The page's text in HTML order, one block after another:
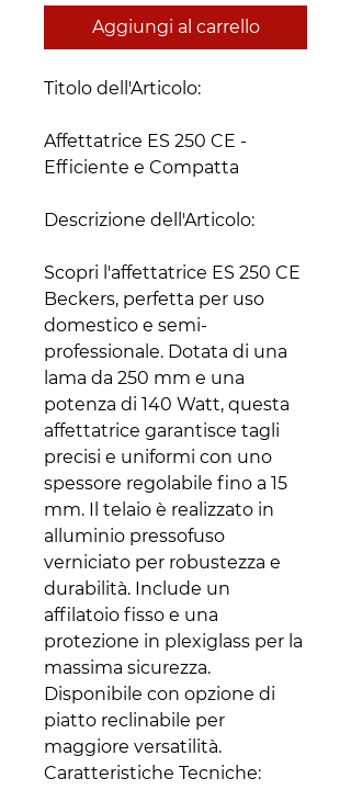
Aggiungi al carrello
Titolo dell'Articolo:
Affettatrice ES 250 CE -
Efficiente e Compatta
Descrizione dell'Articolo:
Scopri l'affettatrice ES 250 CE
Beckers, perfetta per uso
domestico e semi-
professionale. Dotata di una
lama da 250 mm e una
potenza di 140 Watt, questa
affettatrice garantisce tagli
precisi e uniformi con uno
spessore regolabile fino a 15
mm. Il telaio è realizzato in
alluminio pressofuso
verniciato per robustezza e
durabilità. Include un
affilatoio fisso e una
protezione in plexiglass per la
massima sicurezza.
Disponibile con opzione di
piatto reclinabile per
maggiore versatilità.
Caratteristiche Tecniche: